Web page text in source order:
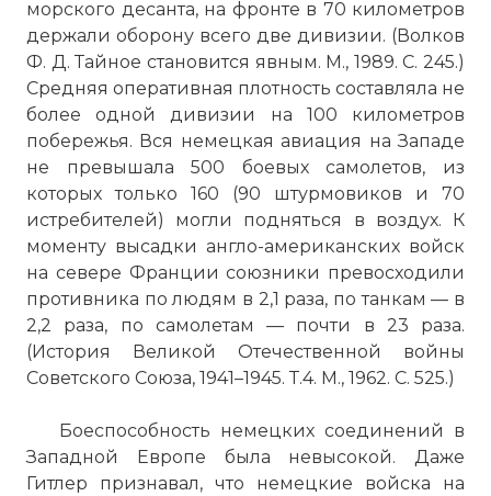
морского десанта, на фронте в 70 километров
держали оборону всего две дивизии. (Волков
Ф. Д. Тайное становится явным. М., 1989. С. 245.)
Средняя оперативная плотность составляла не
более одной дивизии на 100 километров
побережья. Вся немецкая авиация на Западе
не превышала 500 боевых самолетов, из
которых только 160 (90 штурмовиков и 70
истребителей) могли подняться в воздух. К
моменту высадки англо-американских войск
на севере Франции союзники превосходили
противника по людям в 2,1 раза, по танкам — в
2,2 раза, по самолетам — почти в 23 раза.
(История Великой Отечественной войны
Советского Союза, 1941–1945. Т.4. М., 1962. С. 525.)
Боеспособность немецких соединений в
Западной Европе была невысокой. Даже
Гитлер признавал, что немецкие войска на
☓
Высадка в Нормандии является одним
из самых кровопролитных сражений в
потери двух сторон менее чем за сутки
сражений составили по разным данным
около 20 000 человек. Принимало же